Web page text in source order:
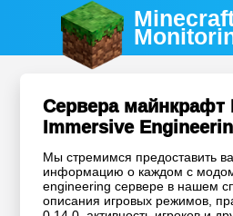
Сервера
Immersive
Мы стремимся предоставить
информацию о каждом с
engineering сервере в нашем
описания игровых режимов,